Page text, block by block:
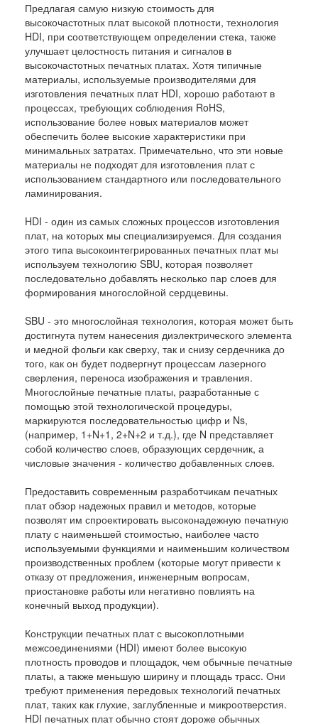
Предлагая самую низкую стоимость для
высокочастотных плат высокой плотности, технология
HDI, при соответствующем определении стека, также
улучшает целостность питания и сигналов в
высокочастотных печатных платах. Хотя типичные
материалы, используемые производителями для
изготовления печатных плат HDI, хорошо работают в
процессах, требующих соблюдения RoHS,
использование более новых материалов может
обеспечить более высокие характеристики при
минимальных затратах. Примечательно, что эти новые
материалы не подходят для изготовления плат с
использованием стандартного или последовательного
ламинирования.
HDI - один из самых сложных процессов изготовления
плат, на которых мы специализируемся. Для создания
этого типа высокоинтегрированных печатных плат мы
используем технологию SBU, которая позволяет
последовательно добавлять несколько пар слоев для
формирования многослойной сердцевины.
SBU - это многослойная технология, которая может быть
достигнута путем нанесения диэлектрического элемента
и медной фольги как сверху, так и снизу сердечника до
того, как он будет подвергнут процессам лазерного
сверления, переноса изображения и травления.
Многослойные печатные платы, разработанные с
помощью этой технологической процедуры,
маркируются последовательностью цифр и Ns,
(например, 1+N+1, 2+N+2 и т.д.), где N представляет
собой количество слоев, образующих сердечник, а
числовые значения - количество добавленных слоев.
Предоставить современным разработчикам печатных
плат обзор надежных правил и методов, которые
позволят им спроектировать высоконадежную печатную
плату с наименьшей стоимостью, наиболее часто
используемыми функциями и наименьшим количеством
производственных проблем (которые могут привести к
отказу от предложения, инженерным вопросам,
приостановке работы или негативно повлиять на
конечный выход продукции).
Конструкции печатных плат с высокоплотными
межсоединениями (HDI) имеют более высокую
плотность проводов и площадок, чем обычные печатные
платы, а также меньшую ширину и площадь трасс. Они
требуют применения передовых технологий печатных
плат, таких как глухие, заглубленные и микроотверстия.
HDI печатных плат обычно стоят дороже обычных